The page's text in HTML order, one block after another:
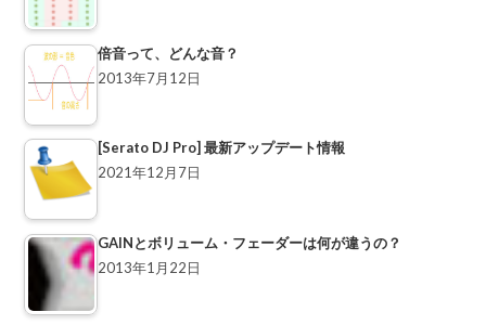
倍音って、どんな音？
2013年7月12日
[Serato DJ Pro] 最新アップデート情報
2021年12月7日
GAINとボリューム・フェーダーは何が違うの？
2013年1月22日